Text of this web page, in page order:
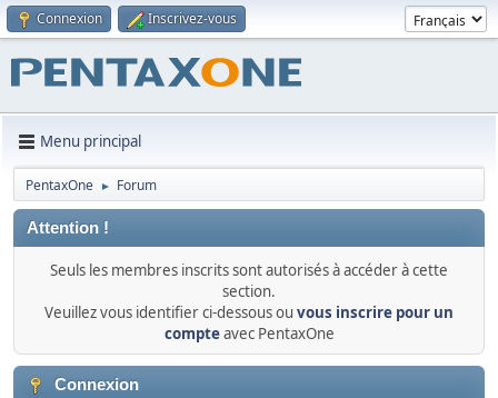
Connexion Inscrivez-vous
Menu principal
PentaxOne ► Forum
Attention !
Seuls les membres inscrits sont autorisés à accéder à cette
section.
Veuillez vous identifier ci-dessous ou vous inscrire pour un
compteavec PentaxOne
Connexion